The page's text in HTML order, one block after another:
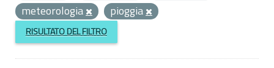
meteorologia
pioggia
RISULTATO DEL FILTRO